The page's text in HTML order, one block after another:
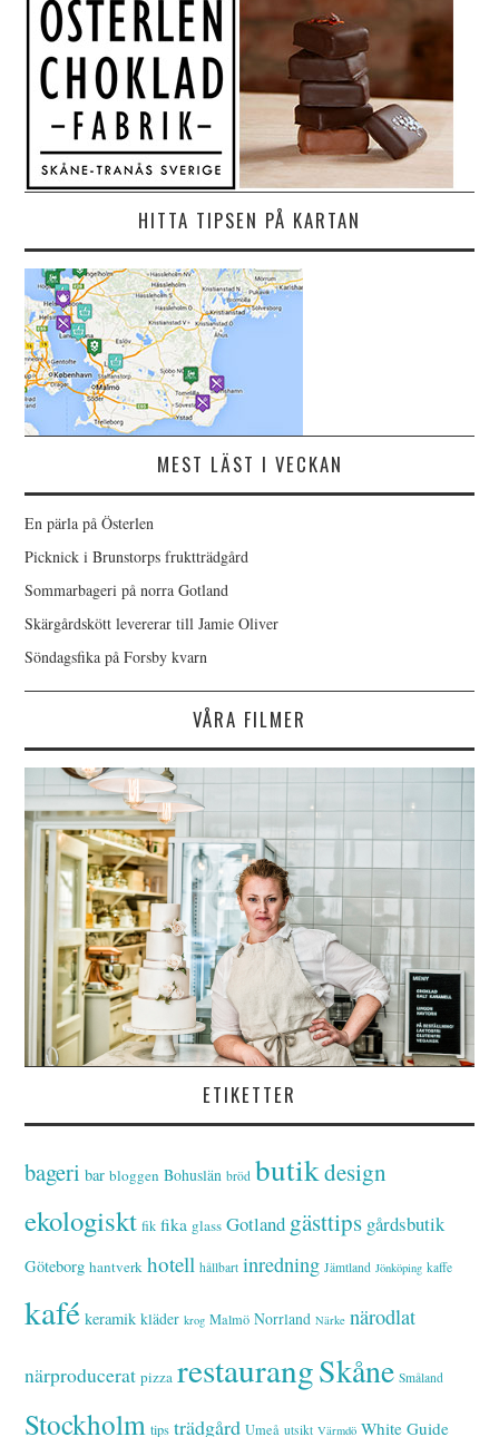
HITTA TIPSEN PÅ KARTAN
MEST LÄST I VECKAN
En pärla på Österlen
Picknick i Brunstorps fruktträdgård
Sommarbageri på norra Gotland
Skärgårdskött levererar till Jamie Oliver
Söndagsfika på Forsby kvarn
VÅRA FILMER
ETIKETTER
bageri bar bloggen Bohuslän bröd butikdesign
ekologiskt fik fika glass Gotland gästtips gårdsbutik
Göteborg hantverk hotell hållbart inredning Jämtland Jönköping kaffe
kafé keramik kläder krog Malmö Norrland Närke närodlat
närproducerat pizza restaurangSkåne Småland
Stockholm tips trädgård Umeå utsikt Värmdö White Guide